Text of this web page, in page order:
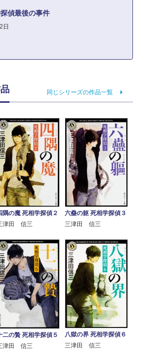
偵最後の事件
日
同じシリーズの作品一覧
隅の魔 死相学探偵２
津田 信三
六蠱の躯 死相学探偵３
三津田 信三
二の贄 死相学探偵５
津田 信三
八獄の界 死相学探偵６
三津田 信三